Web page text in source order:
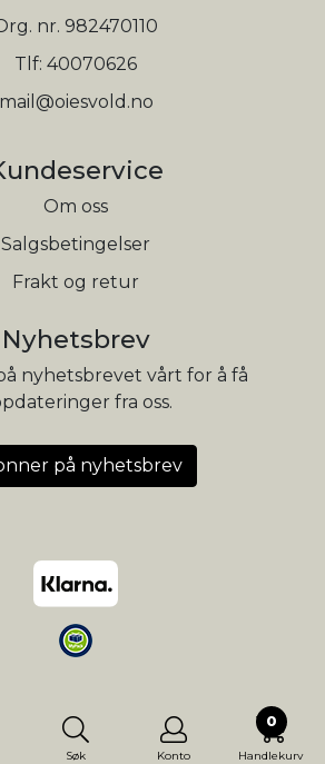
Søk Konto
0
Handlekurv
nr. 982470110
Tlf: 40070626
mail@oiesvold.no
Om oss
Salgsbetingelser
Frakt og retur
Nyhetsbrev
nyhetsbrevet vårt for å få
fra oss.
på nyhetsbrev